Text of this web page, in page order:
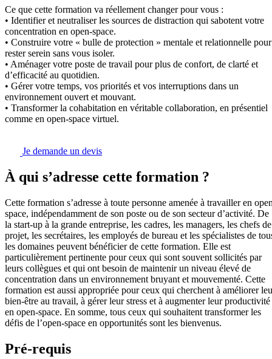
Ce que cette formation va réellement changer pour vous :
• Identifier et neutraliser les sources de distraction qui sabotent votre
concentration en open-space.
• Construire votre « bulle de protection » mentale et relationnelle pour
rester serein sans vous isoler.
• Aménager votre poste de travail pour plus de confort, de clarté et
d’efficacité au quotidien.
• Gérer votre temps, vos priorités et vos interruptions dans un
environnement ouvert et mouvant.
• Transformer la cohabitation en véritable collaboration, en présentiel
comme en open-space virtuel.
Je demande un devis
À qui s’adresse cette formation ?
Cette formation s’adresse à toute personne amenée à travailler en
space, indépendamment de son poste ou de son secteur d’activité. De
la start-up à la grande entreprise, les cadres, les managers, les chefs de
projet, les secrétaires, les employés de bureau et les spécialistes de
les domaines peuvent bénéficier de cette formation. Elle est
particulièrement pertinente pour ceux qui sont souvent sollicités par
leurs collègues et qui ont besoin de maintenir un niveau élevé de
concentration dans un environnement bruyant et mouvementé. Cette
formation est aussi appropriée pour ceux qui cherchent à améliorer
bien-être au travail, à gérer leur stress et à augmenter leur productivité
en open-space. En somme, tous ceux qui souhaitent transformer les
défis de l’open-space en opportunités sont les bienvenus.
Pré-requis